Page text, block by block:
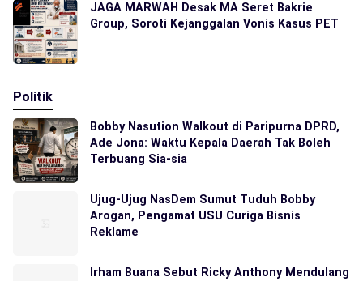
JAGA MARWAH Desak MA Seret Bakrie
Group, Soroti Kejanggalan Vonis Kasus PET
Politik
Bobby Nasution Walkout di Paripurna DPRD,
Ade Jona: Waktu Kepala Daerah Tak Boleh
Terbuang Sia-sia
Ujug-Ujug NasDem Sumut Tuduh Bobby
Arogan, Pengamat USU Curiga Bisnis
Reklame
Irham Buana Sebut Ricky Anthony Mendulang